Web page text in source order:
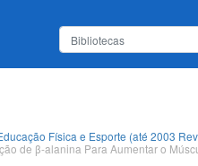
Física e Esporte (até 2003
de β-alanina Para Aumentar o